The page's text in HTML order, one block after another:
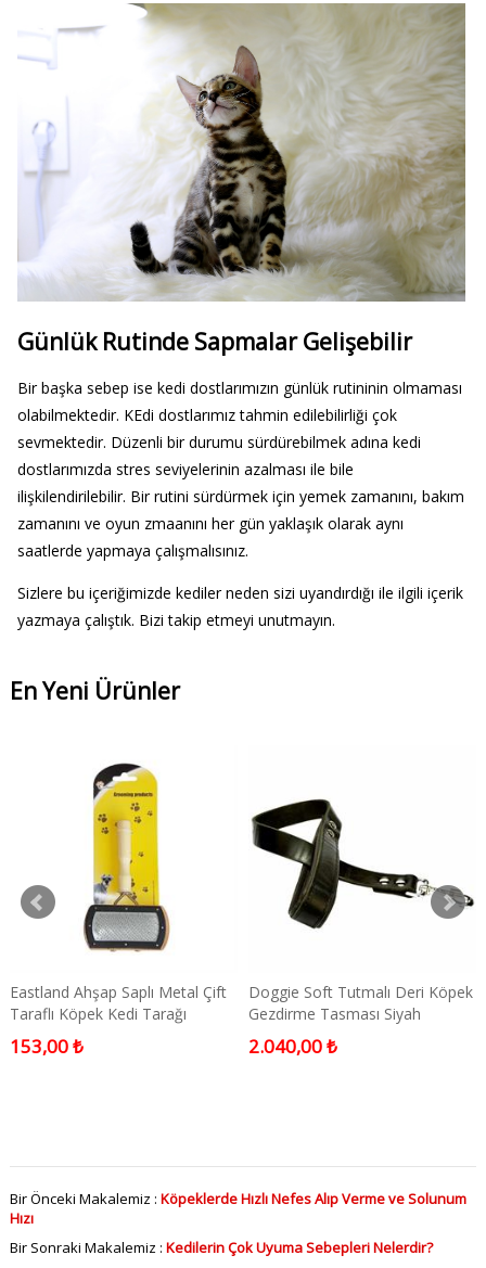
Günlük Rutinde Sapmalar Gelişebilir
Bir başka sebep ise kedi dostlarımızın günlük rutininin olmaması
olabilmektedir. KEdi dostlarımız tahmin edilebilirliği çok
sevmektedir. Düzenli bir durumu sürdürebilmek adına kedi
dostlarımızda stres seviyelerinin azalması ile bile
ilişkilendirilebilir. Bir rutini sürdürmek için yemek zamanını, bakım
zamanını ve oyun zmaanını her gün yaklaşık olarak aynı
saatlerde yapmaya çalışmalısınız.
Sizlere bu içeriğimizde kediler neden sizi uyandırdığı ile ilgili içerik
yazmaya çalıştık. Bizi takip etmeyi unutmayın.
En Yeni Ürünler
Eastland Ahşap Saplı Metal Çift
Taraflı Köpek Kedi Tarağı
153,00 ₺
Doggie Soft Tutmalı Deri Köpek
Gezdirme Tasması Siyah
Medium
2.040,00 ₺
Bir Önceki Makalemiz : Köpeklerde Hızlı Nefes Alıp Verme ve Solunum
Hızı
Bir Sonraki Makalemiz : Kedilerin Çok Uyuma Sebepleri Nelerdir?